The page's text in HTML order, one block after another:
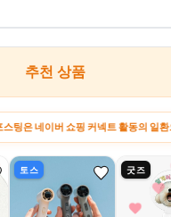
지원금 정보
추천 상품
커넥트 활동의 일환으로, 판매
토스 굿즈